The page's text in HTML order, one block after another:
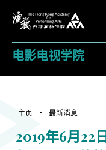
电影电视学院
主页 最新消息
2019年6月22